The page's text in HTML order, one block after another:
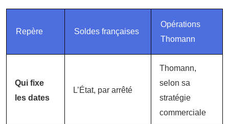
Repère Soldes françaises
Opérations
Thomann
Qui fixe
les dates
L’État, par arrêté
Thomann,
selon sa
stratégie
commerciale